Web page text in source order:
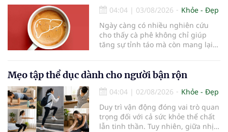
Đô đưa vào hoạt động ngày 1/8.
04:04 | 03/08/2026
Khỏe - Đẹp
Ngày càng có nhiều nghiên cứu
cho thấy cà phê không chỉ giúp
tăng sự tỉnh táo mà còn mang lại
đóng vai trò lọc độc tố, chuyển hóa
thuốc và dự trữ nhiều vitamin,
khoáng chất thiết yếu nhưng cũng
rất dễ bị tổn thương…
Mẹo tập thể dục dành cho người bận rộn
04:04 | 02/08/2026
Khỏe - Đẹp
Duy trì vận động đóng vai trò quan
trọng đối với cả sức khỏe thể chất
lẫn tinh thần. Tuy nhiên, giữa nhịp